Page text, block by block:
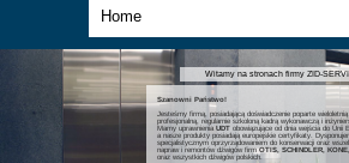
Witamy na stronach firmy ZID-
Szanowni Państwo!
Jesteśmy firmą, posiadającą doświadczenie poparte wieloletnią
profesjonalną, regularnie szkoloną kadrą wykonawczą i
Mamy uprawnieniaUDT obowiązujące od dnia wejścia do Unii
a nasze produkty posiadają europejskie certyfikaty.
specjalistycznym oprzyrządowaniem do konserwacji oraz
napraw i remontów dźwigów firmOTIS, SCHINDLER,
oraz wszystkich dźwigów polskich.